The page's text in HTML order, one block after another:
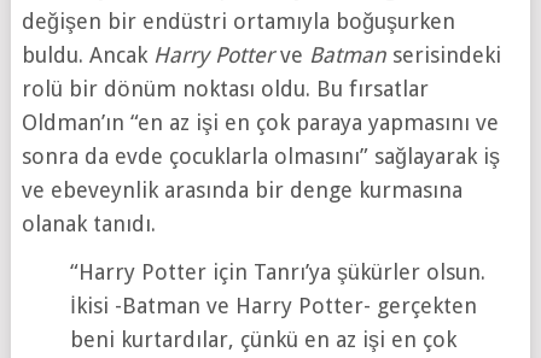
değişen bir endüstri ortamıyla boğuşurken
buldu. Ancak Harry Potterve Batmanserisindeki
rolü bir dönüm noktası oldu. Bu fırsatlar
Oldman’ın “en az işi en çok paraya yapmasını ve
sonra da evde çocuklarla olmasını” sağlayarak iş
ve ebeveynlik arasında bir denge kurmasına
olanak tanıdı.
“Harry Potter için Tanrı’ya şükürler olsun.
İkisi -Batman ve Harry Potter- gerçekten
beni kurtardılar, çünkü en az işi en çok